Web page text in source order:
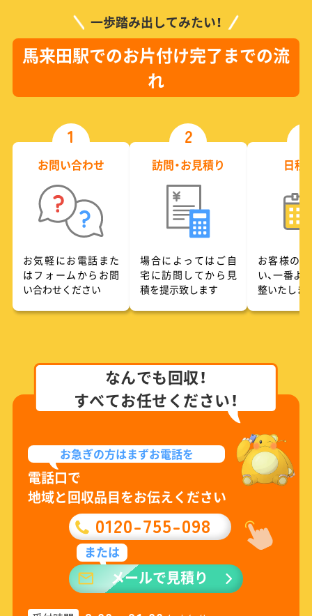
一歩踏み出してみたい！
馬来田駅でのお片付け完了までの流
れ
1
お問い合わせ
お気軽にお電話また
はフォームからお問
い合わせください
2
訪問・お見積り
場合によってはご自
宅に訪問してから見
積を提示致します
日程
お客様の
い、一番よ
整いたしま
なんでも回収！
すべてお任せください！
お急ぎの方はまずお電話を
電話口で
地域と回収品目をお伝えください
0120-755-098
または
メールで見積り